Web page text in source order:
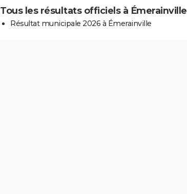
Tous les résultats officiels à Émerainville
Résultat municipale 2026 à Émerainville